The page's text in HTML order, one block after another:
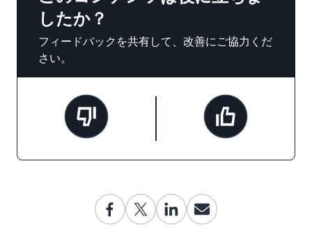
したか？
フィードバックを共有して、改善にご協力くだ
さい。